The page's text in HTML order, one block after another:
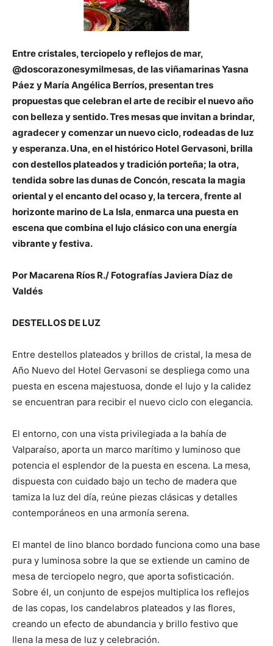
Entre cristales, terciopelo y reflejos de mar,
@doscorazonesymilmesas, de las viñamarinas Yasna
Páez y María Angélica Berríos, presentan tres
propuestas que celebran el arte de recibir el nuevo año
con belleza y sentido. Tres mesas que invitan a brindar,
agradecer y comenzar un nuevo ciclo, rodeadas de luz
y esperanza. Una, en el histórico Hotel Gervasoni, brilla
con destellos plateados y tradición porteña; la otra,
tendida sobre las dunas de Concón, rescata la magia
oriental y el encanto del ocaso y, la tercera, frente al
horizonte marino de La Isla, enmarca una puesta en
escena que combina el lujo clásico con una energía
vibrante y festiva.
Por Macarena Ríos R./ Fotografías Javiera Díaz de
Valdés
DESTELLOS DE LUZ
Entre destellos plateados y brillos de cristal, la mesa de
Año Nuevo del Hotel Gervasoni se despliega como una
puesta en escena majestuosa, donde el lujo y la calidez
se encuentran para recibir el nuevo ciclo con elegancia.
El entorno, con una vista privilegiada a la bahía de
Valparaíso, aporta un marco marítimo y luminoso que
potencia el esplendor de la puesta en escena. La mesa,
dispuesta con cuidado bajo un techo de madera que
tamiza la luz del día, reúne piezas clásicas y detalles
contemporáneos en una armonía serena.
El mantel de lino blanco bordado funciona como una base
pura y luminosa sobre la que se extiende un camino de
mesa de terciopelo negro, que aporta sofisticación.
Sobre él, un conjunto de espejos multiplica los reflejos
de las copas, los candelabros plateados y las flores,
creando un efecto de abundancia y brillo festivo que
llena la mesa de luz y celebración.